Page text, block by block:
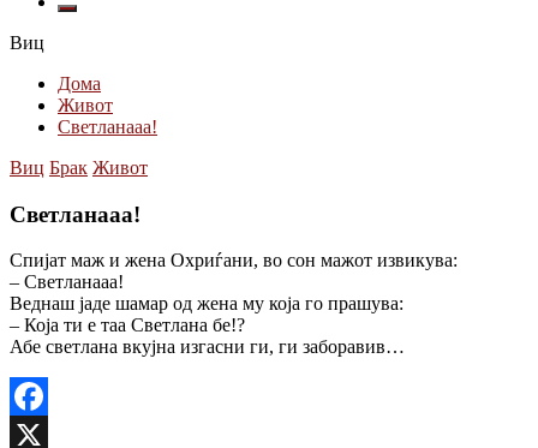
Виц
Дома
Живот
Светланааа!
Виц Брак Живот
Светланааа!
Спијат маж и жена Охриѓани, во сон мажот извикува:
– Светланааа!
Веднаш јаде шамар од жена му која го прашува:
– Која ти е таа Светлана бе!?
Абе светлана вкујна изгасни ги, ги заборавив…
Facebook